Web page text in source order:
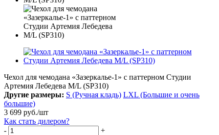
Чехол для чемодана «Зазеркалье-1» с паттерном Студии
Артемия Лебедева M/L (SP310)
Другие размеры: S (Ручная кладь) LXL (Большие и очень
большие)
3 699 руб./шт
Как стать дилером?
-
+